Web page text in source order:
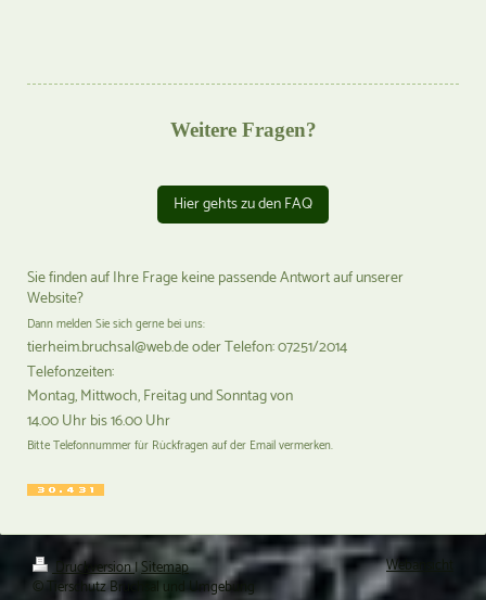
Weitere Fragen?
Hier gehts zu den FAQ
Sie finden auf Ihre Frage keine passende Antwort auf unserer
Website?
Dann melden Sie sich gerne bei uns:
tierheim.bruchsal@web.de oder Telefon: 07251/2014
Telefonzeiten:
Montag, Mittwoch, Freitag und Sonntag von
14.00 Uhr bis 16.00 Uhr
Bitte Telefonnummer für Rückfragen auf der Email vermerken.
Druckversion|Sitemap
© Tierschutz Bruchsal und Umgebung
Webansicht